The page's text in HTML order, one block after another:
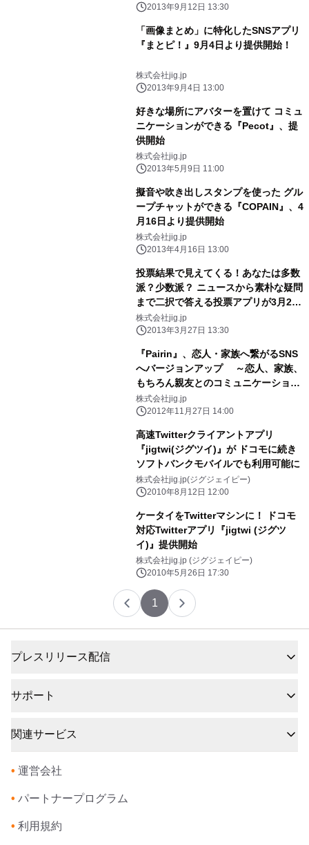
2013年9月12日 13:30
「画像まとめ」に特化したSNSアプリ
『まとピ！』9月4日より提供開始！
株式会社jig.jp
2013年9月4日 13:00
好きな場所にアバターを置けて コミュ
ニケーションができる『Pecot』、提
供開始
株式会社jig.jp
2013年5月9日 11:00
擬音や吹き出しスタンプを使った グル
ープチャットができる『COPAIN』、4
月16日より提供開始
株式会社jig.jp
2013年4月16日 13:00
投票結果で見えてくる！あなたは多数
派？少数派？ ニュースから素朴な疑問
まで二択で答える投票アプリが3月27
日より提供開始
株式会社jig.jp
2013年3月27日 13:30
『Pairin』、恋人・家族へ繋がるSNS
へバージョンアップ ～恋人、家族、
もちろん親友とのコミュニケーション
も可能に～
株式会社jig.jp
2012年11月27日 14:00
高速Twitterクライアントアプリ
『jigtwi(ジグツイ)』が ドコモに続き
ソフトバンクモバイルでも利用可能に
株式会社jig.jp(ジグジェイピー)
2010年8月12日 12:00
ケータイをTwitterマシンに！ ドコモ
対応Twitterアプリ『jigtwi (ジグツ
イ)』提供開始
株式会社jig.jp (ジグジェイピー)
2010年5月26日 17:30
1
プレスリリース配信
サポート
関連サービス
• 運営会社
• パートナープログラム
• 利用規約